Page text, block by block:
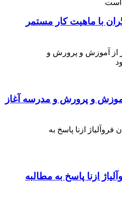
با ماهیت کار مستمر
و پرورش و مدرسه آغاز
ازنا پاسخ به مطالبه